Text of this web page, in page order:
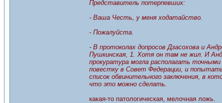
Представитель потерпевших:
- Ваша Честь, у меня ходатайство.
- Пожалуйста.
- В протоколах допросов Дзасохова и
Пушкинская, 1. Хотя он там не жил. И
прокуратура могла располагать
повестку в Совет Федерации, и
список обвинительного заключения, в
что это можно сделать.
какая-то патологическая, мелочная ложь.